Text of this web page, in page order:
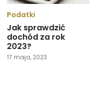
Podatki
Jak sprawdzić
dochód za rok
2023?
17 maja, 2023